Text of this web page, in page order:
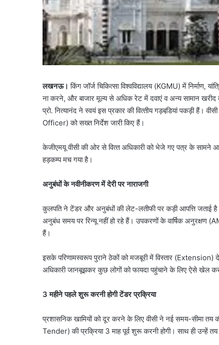
लखनऊ। किंग जॉर्ज चिकित्सा विश्वविद्यालय (KGMU) में
ना करने, और बाजार मूल्‍य से अधिक रेट में दवाएं व अन्‍य सामान खरीद
प्रो. नित्‍यानंद ने स्‍वयं इस प्रकार की वित्‍तीय गड़बडि़यां पकड़ी हैं।
Officer) को सख्‍त निर्देश जारी किए हैं।
केजीएमयू वीसी की ओर से वित्‍त अधिकारी को भेजे गए पत्र के सामने
हड़कम्‍प मच गया है।
अनुबंधों के नवीनीकरण में देरी पर नाराजगी
कुलपति ने टेंडर और अनुबंधों की लेट-लतीफी पर कड़ी आपत्ति जताई
अनुबंध समय पर रिन्यू नहीं हो रहे हैं। उपकरणों के वार्षिक अनुरक्षण
हैं।
इसके परिणामस्वरूप पुराने ठेकों को मजबूरी में विस्तार (Extension)
अधिकारी जानबूझकर कुछ लोगों को फायदा पहुंचाने के लिए ऐसे खेल
3 महीने पहले शुरू करनी होगी टेंडर प्रक्रिया
प्रशासनिक खामियों को दूर करने के लिए वीसी ने नई समय-सीमा
Tender) की प्रक्रिया 3 माह पूर्व शुरू करनी होगी। साथ ही उन्‍हें तय